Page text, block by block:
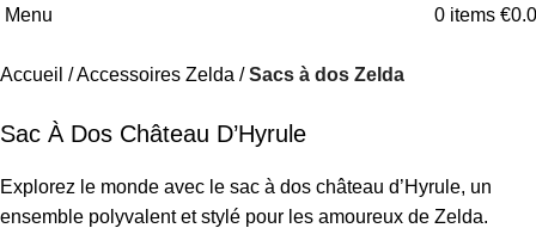
Menu 0 items €
Accueil Accessoires Zelda Sacs à dos Zelda
Sac À Dos Château D’Hyrule
Explorez le monde avec le sac à dos château d’Hyrule, un
ensemble polyvalent et stylé pour les amoureux de Zelda.